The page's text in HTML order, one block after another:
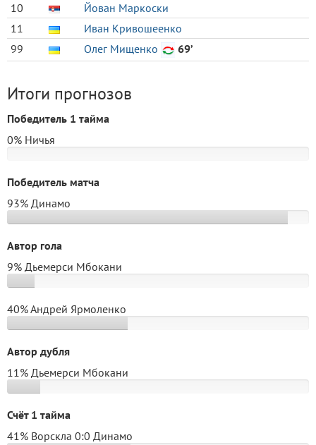
10
Йован Маркоски
11
Иван Кривошеенко
99
Олег Мищенко 69’
Итоги прогнозов
Победитель 1 тайма
0% Ничья
Победитель матча
93% Динамо
Автор гола
9% Дьемерси Мбокани
40% Андрей Ярмоленко
Автор дубля
11% Дьемерси Мбокани
Счёт 1 тайма
41% Ворскла 0:0 Динамо